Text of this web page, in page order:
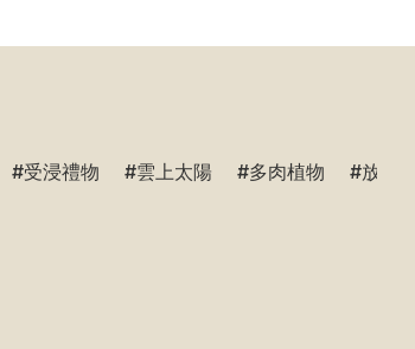
受浸禮物 雲上太陽 多肉植物 放鬆